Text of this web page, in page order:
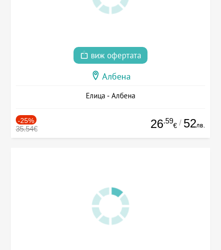
виж офертата
Албена
Елица - Албена
-25%
35.54€ 26.59
€ / 52лв.